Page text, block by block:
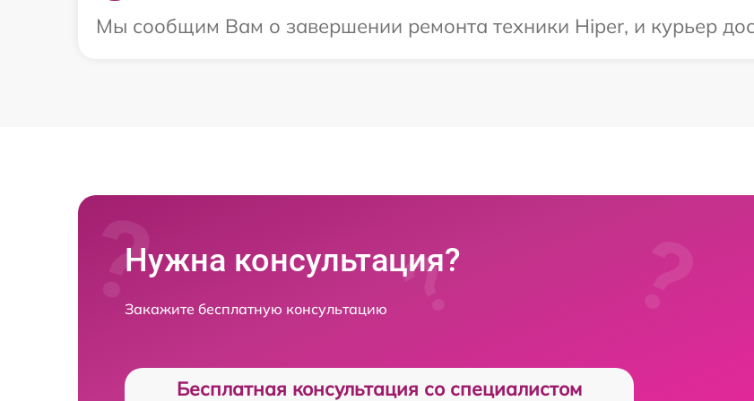
Мы сообщим Вам о завершении ремонта техники Hiper, и курьер
Нужна консультация?
Закажите бесплатную консультацию
Бесплатная консультация со специалистом